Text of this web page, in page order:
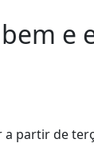
e
partir de